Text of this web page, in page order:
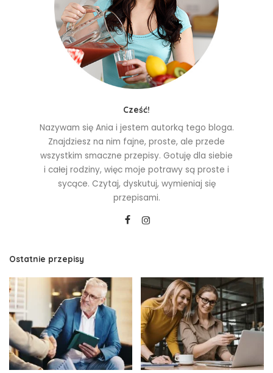
Cześć!
Nazywam się Ania i jestem autorką tego bloga.
Znajdziesz na nim fajne, proste, ale przede
wszystkim smaczne przepisy. Gotuję dla siebie
i całej rodziny, więc moje potrawy są proste i
sycące. Czytaj, dyskutuj, wymieniaj się
przepisami.
Ostatnie przepisy